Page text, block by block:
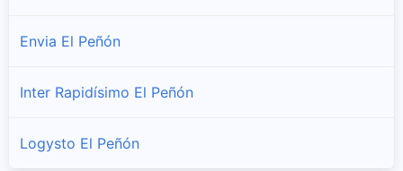
Envia El Peñón
Inter Rapidísimo El Peñón
Logysto El Peñón